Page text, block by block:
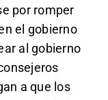
por romper
el gobierno
al gobierno
a que los